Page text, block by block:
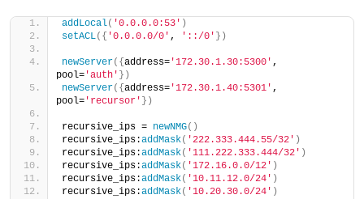
addLocal( '0.0.0.0:53' )
setACL({ '0.0.0.0/0' , '::/0' })
newServer({ address= '172.30.1.30:5300' ,
pool= 'auth' })
newServer({ address= '172.30.1.40:5301' ,
pool= 'recursor' })
recursive_ips = newNMG()
recursive_ips:addMask( '222.333.444.55/32' )
recursive_ips:addMask( '111.222.333.444/32' )
recursive_ips:addMask( '172.16.0.0/12' )
recursive_ips:addMask( '10.11.12.0/24' )
recursive_ips:addMask( '10.20.30.0/24' )